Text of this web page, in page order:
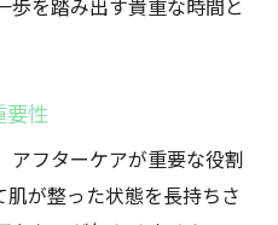
歩を踏み出す貴重な時間と
要性
アフターケアが重要な役割
肌が整った状態を長持ちさ